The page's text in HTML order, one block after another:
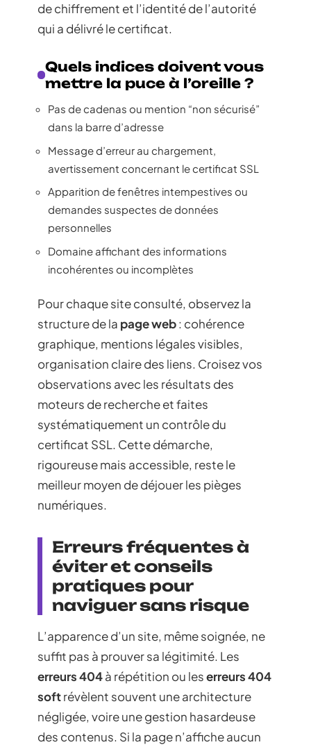
de chiffrement et l’identité de l’autorité
qui a délivré le certificat.
Quels indices doivent vous
mettre la puce à l’oreille ?
Pas de cadenas ou mention “non sécurisé”
dans la barre d’adresse
Message d’erreur au chargement,
avertissement concernant le certificat SSL
Apparition de fenêtres intempestives ou
demandes suspectes de données
personnelles
Domaine affichant des informations
incohérentes ou incomplètes
Pour chaque site consulté, observez la
structure de la page web: cohérence
graphique, mentions légales visibles,
organisation claire des liens. Croisez vos
observations avec les résultats des
moteurs de recherche et faites
systématiquement un contrôle du
certificat SSL. Cette démarche,
rigoureuse mais accessible, reste le
meilleur moyen de déjouer les pièges
numériques.
Erreurs fréquentes à
éviter et conseils
pratiques pour
naviguer sans risque
L’apparence d’un site, même soignée, ne
suffit pas à prouver sa légitimité. Les
erreurs 404à répétition ou leserreurs 404
softrévèlent souvent une architecture
négligée, voire une gestion hasardeuse
des contenus. Si la page n’affiche aucun